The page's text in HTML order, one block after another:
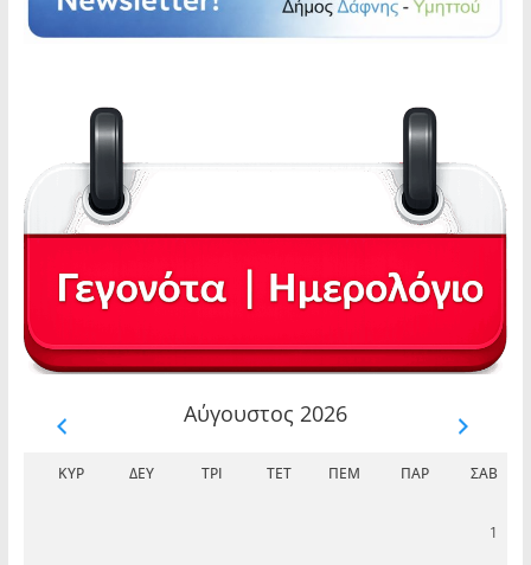
Αύγουστος 2026
ΚΥΡ ΔΕΥ ΤΡΊ ΤΕΤ ΠΈΜ ΠΑΡ ΣΆΒ
1